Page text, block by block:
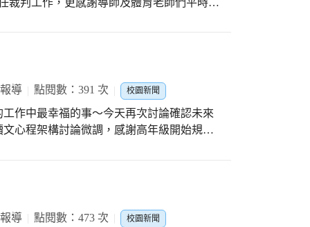
裁判工作，更感謝導師及體育老師們平時的
導 點閱數：391 次 校園新聞
作中最幸福的事～今天再次討論確認未來
心程架構討論微調，感謝高年級開始規劃
導 點閱數：473 次 校園新聞